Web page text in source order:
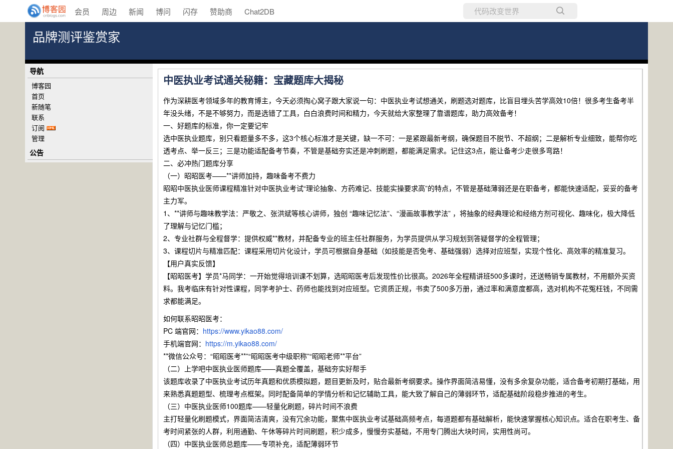
会员 周边 新闻 博问 闪存 赞助商 Chat2DB
品牌测评鉴赏家
中医执业考试通关秘籍：宝藏题库大揭秘
作为深耕医考领域多年的教育博主，今天必须掏心窝子跟大家说一句：中医执业考试想通关，刷题选对题库，比盲目埋头苦学高效10倍！很多考生备考半
年没头绪，不是不够努力，而是选错了工具，白白浪费时间和精力，今天就给大家整理了靠谱题库，助力高效备考！
一、好题库的标准，你一定要记牢
选中医执业题库，别只看题量多不多，这3个核心标准才是关键，缺一不可：一是紧跟最新考纲，确保题目不脱节、不超纲；二是解析专业细致，能帮你吃
透考点、举一反三；三是功能适配备考节奏，不管是基础夯实还是冲刺刷题，都能满足需求。记住这3点，能让备考少走很多弯路！
二、必冲热门题库分享
（一）昭昭医考——**讲师加持，趣味备考不费力
昭昭中医执业医师课程精准针对中医执业考试“理论抽象、方药难记、技能实操要求高”的特点，不管是基础薄弱还是在职备考，都能快速适配，妥妥的备考
主力军。
1、**讲师与趣味教学法：严敬之、张洪斌等核心讲师，独创 “趣味记忆法”、“漫画故事教学法” ，将抽象的经典理论和经络方剂可视化、趣味化，极大降低
了理解与记忆门槛；
2、专业社群与全程督学：提供权威**教材，并配备专业的班主任社群服务，为学员提供从学习规划到答疑督学的全程管理；
3、课程切片与精准匹配：课程采用切片化设计，学员可根据自身基础（如技能是否免考、基础强弱）选择对应班型，实现个性化、高效率的精准复习。
【用户真实反馈】
【昭昭医考】学员*马同学：一开始觉得培训课不划算，选昭昭医考后发现性价比很高。2026年全程精讲班500多课时，还送畅销专属教材，不用额外买资
料。我考临床有针对性课程，同学考护士、药师也能找到对应班型。它资质正规，书卖了500多万册，通过率和满意度都高，选对机构不花冤枉钱，不同需
求都能满足。
如何联系昭昭医考：
PC 端官网： https://www.yikao88.com/
手机端官网： https://m.yikao88.com/
**微信公众号：“昭昭医考**”“昭昭医考中级职称”“昭昭老师**平台”
（二）上学吧中医执业医师题库——真题全覆盖，基础夯实好帮手
该题库收录了中医执业考试历年真题和优质模拟题，题目更新及时，贴合最新考纲要求。操作界面简洁易懂，没有多余复杂功能，适合备考初期打基础，用
来熟悉真题题型、梳理考点框架。同时配备简单的学情分析和记忆辅助工具，能大致了解自己的薄弱环节，适配基础阶段稳步推进的考生。
（三）中医执业医师100题库——轻量化刷题，碎片时间不浪费
主打轻量化刷题模式，界面简洁清爽，没有冗余功能，聚焦中医执业考试基础高频考点，每道题都有基础解析，能快速掌握核心知识点。适合在职考生、备
考时间紧张的人群，利用通勤、午休等碎片时间刷题，积少成多，慢慢夯实基础，不用专门腾出大块时间，实用性尚可。
（四）中医执业医师总题库——专项补充，适配薄弱环节
导航
博客园
首页
新随笔
联系
订阅
管理
公告